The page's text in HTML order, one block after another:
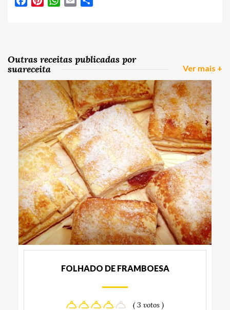
Outras receitas publicadas por
suareceita
Ver mais +
FOLHADO DE FRAMBOESA
( 3 votos )